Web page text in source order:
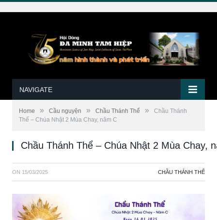
NAVIGATE
Home » Cầu nguyện » Chầu Thánh Thể »
Chầu Thánh
Thể – Chúa Nhật 2 Mùa Chay, năm C
Chầu Thánh Thể – Chúa Nhật 2 Mùa Chay,
ON 15/03/2025 CHẦU THÁNH THỂ